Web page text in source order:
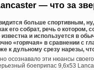
— что за
больше спортивным,
его собрат, речь о котором,
и используется в
«горячая» в сравнении с
к дульному срезу нарезы,
осознавало эти нюансы
боеприпас 9,6х53